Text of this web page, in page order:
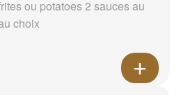
ou potatoes 2 sauces au
choix